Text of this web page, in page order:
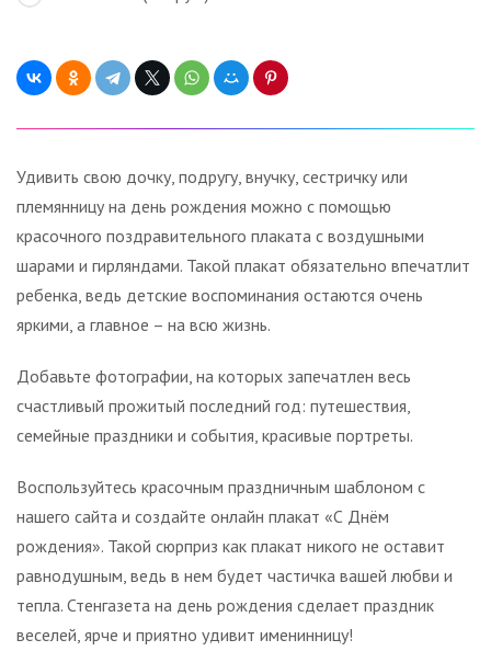
Удивить свою дочку, подругу, внучку, сестричку или
племянницу на день рождения можно с помощью
красочного поздравительного плаката с воздушными
шарами и гирляндами. Такой плакат обязательно впечатлит
ребенка, ведь детские воспоминания остаются очень
яркими, а главное – на всю жизнь.
Добавьте фотографии, на которых запечатлен весь
счастливый прожитый последний год: путешествия,
семейные праздники и события, красивые портреты.
Воспользуйтесь красочным праздничным шаблоном с
нашего сайта и создайте онлайн плакат «С Днём
рождения». Такой сюрприз как плакат никого не оставит
равнодушным, ведь в нем будет частичка вашей любви и
тепла. Стенгазета на день рождения сделает праздник
веселей, ярче и приятно удивит именинницу!